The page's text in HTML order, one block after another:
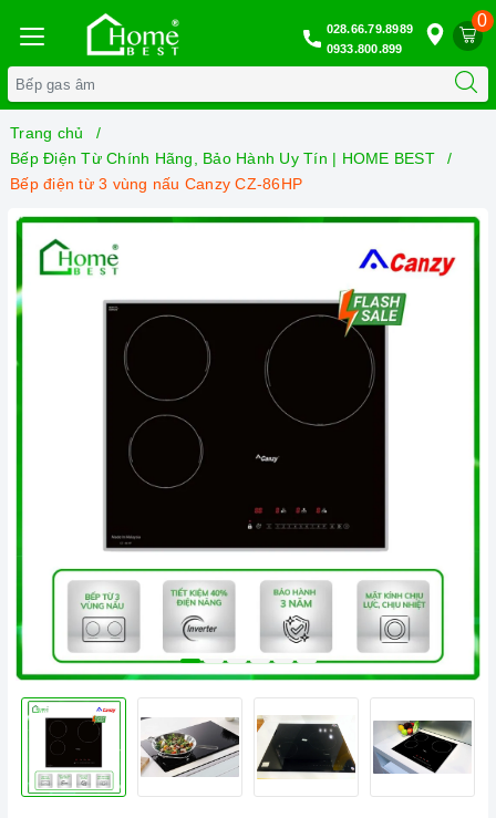
0
028.66.79.8989
0933.800.899
Trang chủ
Bếp Điện Từ Chính Hãng, Bảo Hành Uy Tín | HOME BEST
Bếp điện từ 3 vùng nấu Canzy CZ-86HP